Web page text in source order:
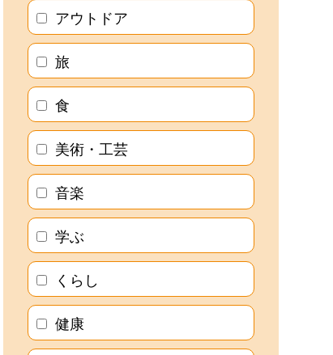
アウトドア
旅
食
美術・工芸
音楽
学ぶ
くらし
健康